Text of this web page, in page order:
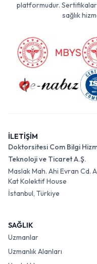
platformudur.
sağlık
İLETİŞİM
Doktorsitesi Com Bilgi
Teknoloji ve Ticaret A.Ş.
Maslak Mah. Ahi Evran Cd.
Kat Kolektif House
İstanbul, Türkiye
SAĞLIK
Uzmanlar
Uzmanlık Alanları